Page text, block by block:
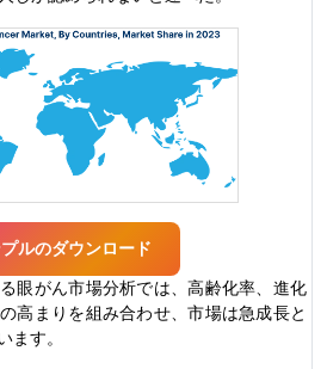
ルのダウンロード
眼がん市場分析では、高齢化率、進化
高まりを組み合わせ、市場は急成長と
す。